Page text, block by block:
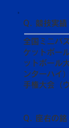
Q. 競技実績
全国ミニバ
ケットボー
ットボール
ンターハイ
手権大会（
Q. 座右の銘